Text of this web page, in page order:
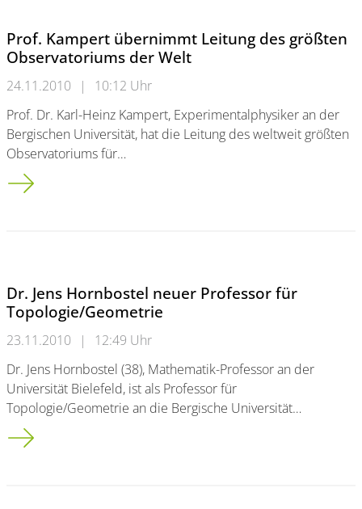
Prof. Kampert übernimmt Leitung des größten
Observatoriums der Welt
24.11.2010 |
10:12 Uhr
Prof. Dr. Karl-Heinz Kampert, Experimentalphysiker an der
Bergischen Universität, hat die Leitung des weltweit größten
Observatoriums für…
Prof. Kampert übernimmt Leitung des größten
Dr. Jens Hornbostel neuer Professor für
Topologie/Geometrie
23.11.2010 |
12:49 Uhr
Dr. Jens Hornbostel (38), Mathematik-Professor an der
Universität Bielefeld, ist als Professor für
Topologie/Geometrie an die Bergische Universität…
Dr. Jens Hornbostel neuer Professor für Topologie/Geometrie